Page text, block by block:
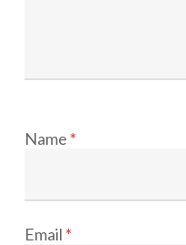
Name *
Email *